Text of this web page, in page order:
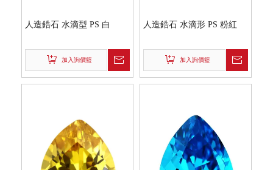
人造鋯石 水滴型 PS 白
加入詢價籃
人造鋯石 水滴形 PS 粉紅
加入詢價籃